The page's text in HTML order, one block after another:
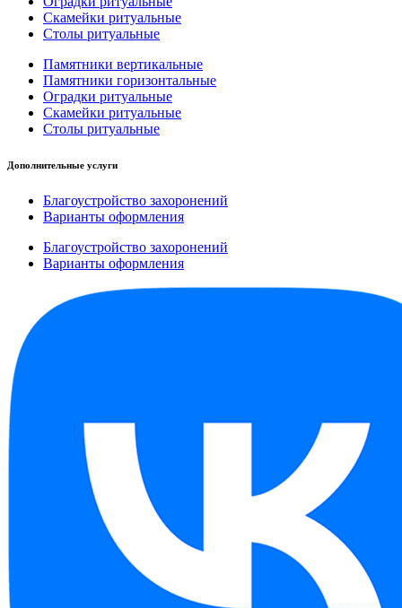
Скамейки ритуальные
Столы ритуальные
Памятники вертикальные
Памятники горизонтальные
Оградки ритуальные
Скамейки ритуальные
Столы ритуальные
Дополнительные услуги
Благоустройство захоронений
Варианты оформления
Благоустройство захоронений
Варианты оформления